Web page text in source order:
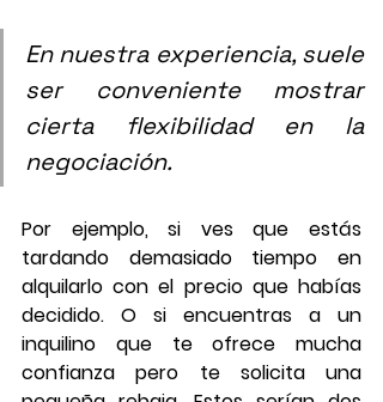
En nuestra experiencia, suele
ser conveniente mostrar
cierta flexibilidad en la
negociación.
Por ejemplo, si ves que estás
tardando demasiado tiempo en
alquilarlo con el precio que habías
decidido. O si encuentras a un
inquilino que te ofrece mucha
confianza pero te solicita una